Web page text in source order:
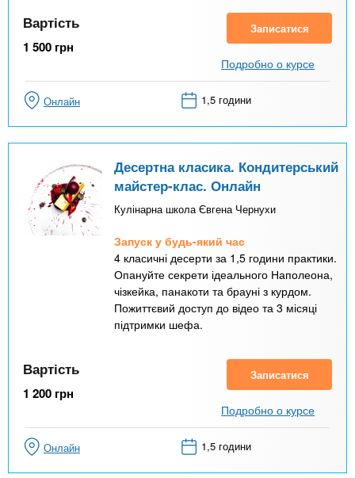
Вартість
1 500 грн
Записатися
Подробно о курсе
Онлайн 1,5 години
Десертна класика. Кондитерський
майстер-клас. Онлайн
Кулінарна школа Євгена Чернухи
Запуск у будь-який час
4 класичні десерти за 1,5 години практики.
Опануйте секрети ідеального Наполеона,
чізкейка, панакоти та брауні з курдом.
Пожиттєвий доступ до відео та 3 місяці
підтримки шефа.
Вартість
1 200 грн
Записатися
Подробно о курсе
Онлайн 1,5 години